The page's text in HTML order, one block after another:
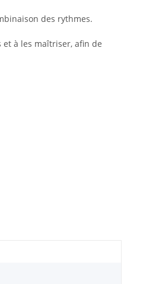
des rythmes.
à les maîtriser, afin de